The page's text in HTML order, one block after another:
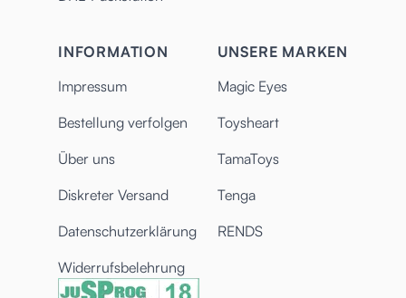
INFORMATION
Impressum
Bestellung verfolgen
Über uns
Diskreter Versand
Datenschutzerklärung
Widerrufsbelehrung
UNSERE MARKEN
Magic Eyes
Toysheart
TamaToys
Tenga
RENDS